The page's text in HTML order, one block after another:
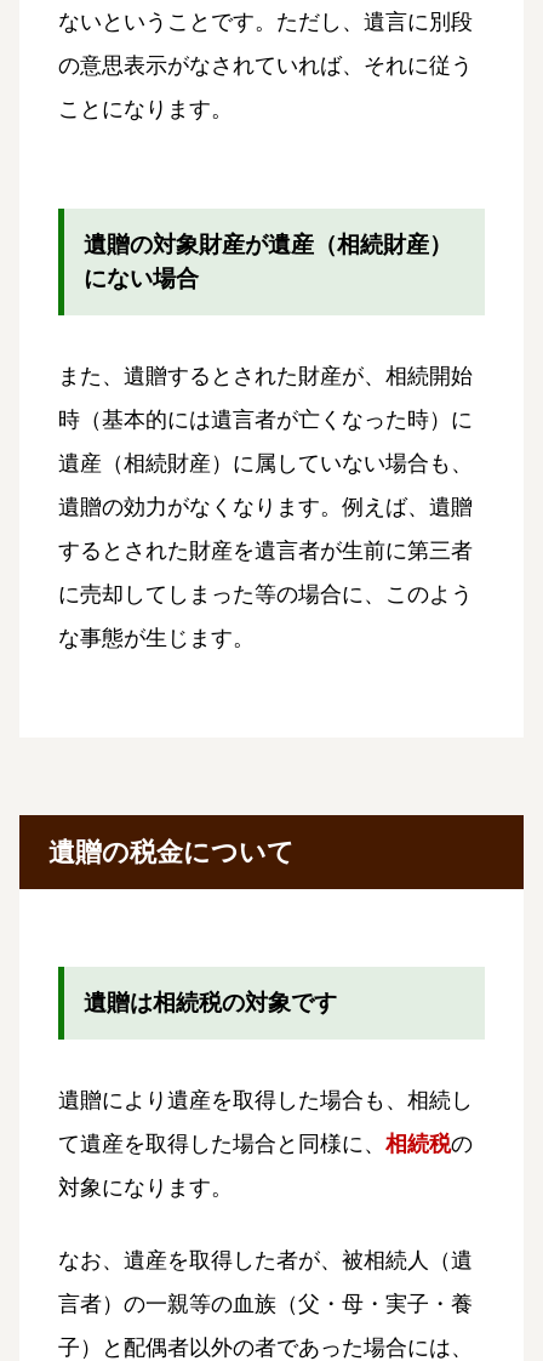
ないということです。ただし、遺言に別段
の意思表示がなされていれば、それに従う
ことになります。
遺贈の対象財産が遺産（相続財産）
にない場合
また、遺贈するとされた財産が、相続開始
時（基本的には遺言者が亡くなった時）に
遺産（相続財産）に属していない場合も、
遺贈の効力がなくなります。例えば、遺贈
するとされた財産を遺言者が生前に第三者
に売却してしまった等の場合に、このよう
な事態が生じます。
遺贈の税金について
遺贈は相続税の対象です
遺贈により遺産を取得した場合も、相続し
て遺産を取得した場合と同様に、 相続税の
対象になります。
なお、遺産を取得した者が、被相続人（遺
言者）の一親等の血族（父・母・実子・養
子）と配偶者以外の者であった場合には、